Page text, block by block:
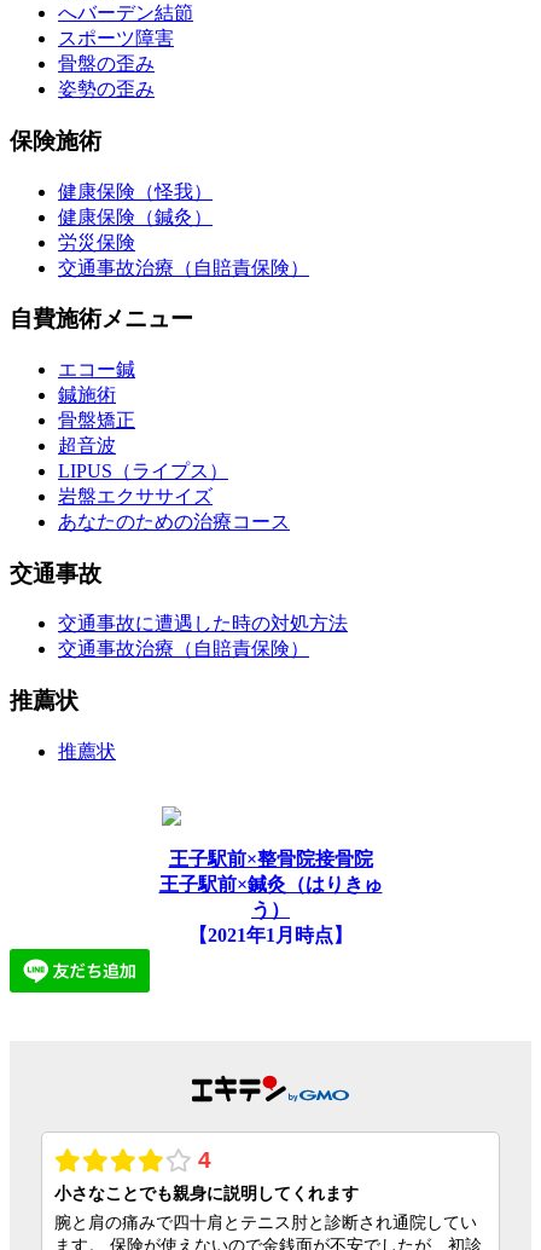
へバーデン結節
スポーツ障害
骨盤の歪み
姿勢の歪み
保険施術
健康保険（怪我）
健康保険（鍼灸）
労災保険
交通事故治療（自賠責保険）
自費施術メニュー
エコー鍼
鍼施術
骨盤矯正
超音波
LIPUS（ライプス）
岩盤エクササイズ
あなたのための治療コース
交通事故
交通事故に遭遇した時の対処方法
交通事故治療（自賠責保険）
推薦状
推薦状
王子駅前×整骨院接骨院
王子駅前×鍼灸（はりきゅ
う）
【2021年1月時点】